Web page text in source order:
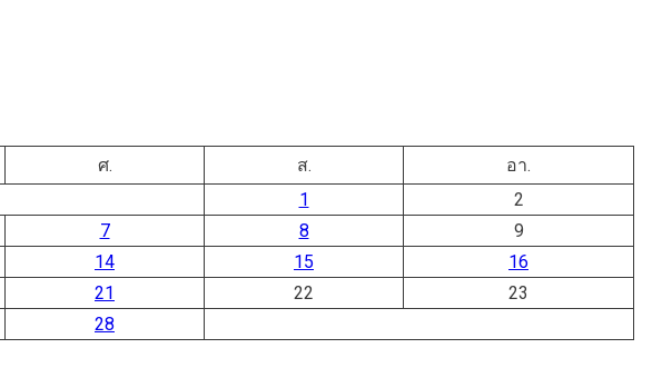
ศ. ส.
อา.
1
2
7 8
9
14 15
16
21 22
23
28